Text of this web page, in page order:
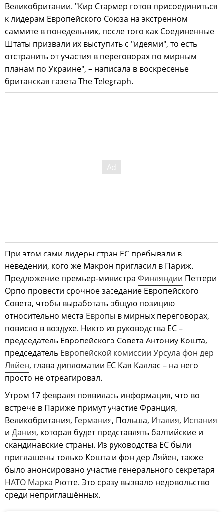
Великобритании. "Кир Стармер готов присоединиться
к лидерам Европейского Союза на экстренном
саммите в понедельник, после того как Соединенные
Штаты призвали их выступить с "идеями", то есть
отстранить от участия в переговорах по мирным
планам по Украине", – написала в воскресенье
британская газета The Telegraph.
При этом сами лидеры стран ЕС пребывали в
неведении, кого же Макрон пригласил в Париж.
Предложение премьер-министра Финляндии Петтери
Орпо провести срочное заседание Европейского
Совета, чтобы выработать общую позицию
относительно места Европы в мирных переговорах,
повисло в воздухе. Никто из руководства ЕС –
председатель Европейского Совета Антониу Кошта,
председатель Европейской комиссии Урсула фон дер
Ляйен, глава дипломатии ЕС Кая Каллас – на него
просто не отреагировал.
Утром 17 февраля появилась информация, что во
встрече в Париже примут участие Франция,
Великобритания, Германия, Польша, Италия, Испания
и Дания, которая будет представлять балтийские и
скандинавские страны. Из руководства ЕС были
приглашены только Кошта и фон дер Ляйен, также
было анонсировано участие генерального секретаря
НАТО Марка Рютте. Это сразу вызвало недовольство
среди неприглашённых.